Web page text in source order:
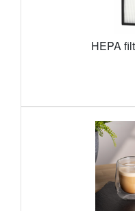
HEPA